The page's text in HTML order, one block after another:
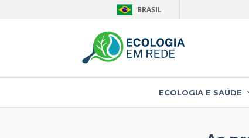
BRASIL
ECOLOGIA E SAÚDE